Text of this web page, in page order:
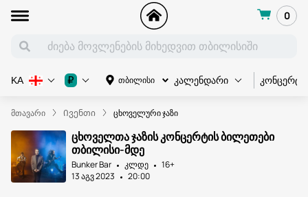
0
თბილისი კალენდარი კონცერტი
KA ₽
მთავარი Ივენთი ცხოველური ჯაზი
ცხოველთა ჯაზის კონცერტის ბილეთები
თბილისი-მდე
Bunker Bar კლდე
16+
13 აგვ 2023
20:00